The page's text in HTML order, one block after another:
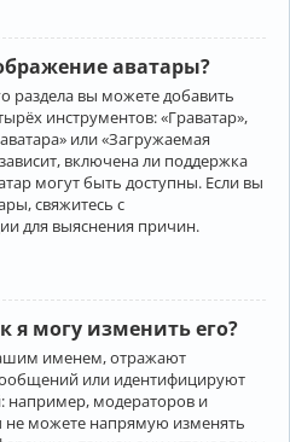
аватары?
раздела вы можете добавить
инструментов: «Граватар»,
или «Загружаемая
включена ли поддержка
могут быть доступны. Если вы
свяжитесь с
для выяснения причин.
я могу изменить его?
именем, отражают
или идентифицируют
например, модераторов и
можете напрямую изменять